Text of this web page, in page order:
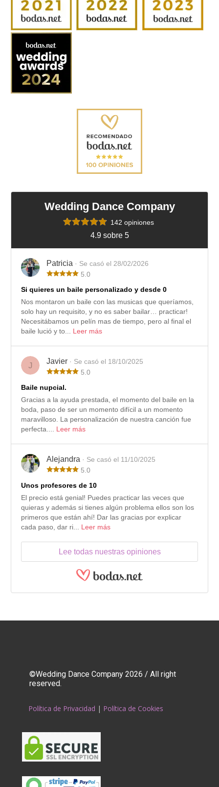
Wedding Dance Company
142 opiniones
4.9 sobre 5
Patricia · Se casó el 28/02/2026
5.0
Si quieres un baile personalizado y desde 0
Nos montaron un baile con las musicas que queríamos,
solo hay un requisito, y no es saber bailar… practicar!
Necesitábamos un pelín mas de tiempo, pero al final el
baile lució y to... Leer más
J Javier · Se casó el 18/10/2025
5.0
Baile nupcial.
Gracias a la ayuda prestada, el momento del baile en la
boda, paso de ser un momento difícil a un momento
maravilloso. La personalización de nuestra canción fue
perfecta.... Leer más
Alejandra · Se casó el 11/10/2025
5.0
Unos profesores de 10
El precio está genial! Puedes practicar las veces que
quieras y además si tienes algún problema ellos son los
primeros que están ahí! Dar las gracias por explicar
cada paso, dar ri... Leer más
Lee todas nuestras opiniones
©Wedding Dance Company 2026 / All right
reserved.
Política de Privacidad | Política de Cookies